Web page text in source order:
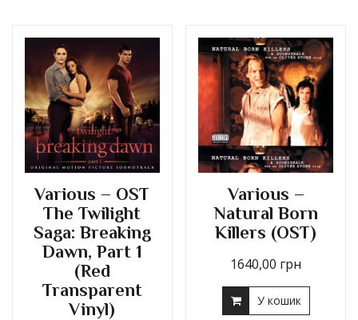
Various – OST
The Twilight
Saga: Breaking
Dawn, Part 1
(Red
Transparent
Vinyl)
Various –
Natural Born
Killers (OST)
1640,00 грн
У кошик